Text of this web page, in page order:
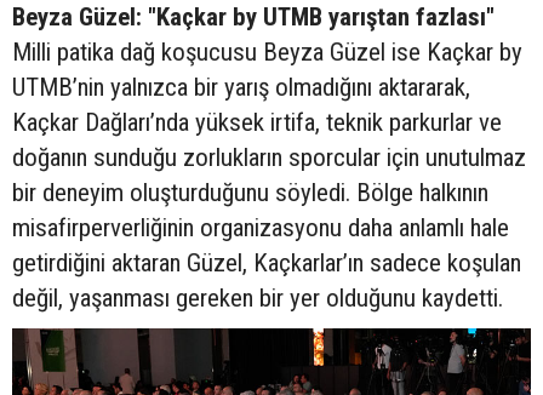
Beyza Güzel: "Kaçkar by UTMB yarıştan fazlası"
Milli patika dağ koşucusu Beyza Güzel ise Kaçkar by
UTMB’nin yalnızca bir yarış olmadığını aktararak,
Kaçkar Dağları’nda yüksek irtifa, teknik parkurlar ve
doğanın sunduğu zorlukların sporcular için unutulmaz
bir deneyim oluşturduğunu söyledi. Bölge halkının
misafirperverliğinin organizasyonu daha anlamlı hale
getirdiğini aktaran Güzel, Kaçkarlar’ın sadece koşulan
değil, yaşanması gereken bir yer olduğunu kaydetti.